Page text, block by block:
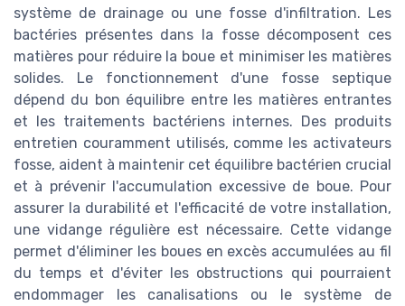
système de drainage ou une fosse d'infiltration. Les
bactéries présentes dans la fosse décomposent ces
matières pour réduire la boue et minimiser les matières
solides. Le fonctionnement d'une fosse septique
dépend du bon équilibre entre les matières entrantes
et les traitements bactériens internes. Des produits
entretien couramment utilisés, comme les activateurs
fosse, aident à maintenir cet équilibre bactérien crucial
et à prévenir l'accumulation excessive de boue. Pour
assurer la durabilité et l'efficacité de votre installation,
une vidange régulière est nécessaire. Cette vidange
permet d'éliminer les boues en excès accumulées au fil
du temps et d'éviter les obstructions qui pourraient
endommager les canalisations ou le système de